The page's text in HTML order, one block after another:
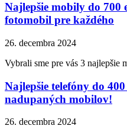
Najlepšie mobily do 700
fotomobil pre každého
26. decembra 2024
Vybrali sme pre vás 3 najlepšie
Najlepšie telefóny do
nadupaných mobilov!
26. decembra 2024